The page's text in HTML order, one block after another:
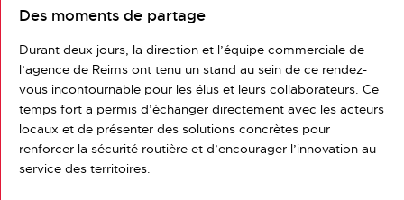
Des moments de partage
Durant deux jours, la direction et l’équipe commerciale de
l’agence de Reims ont tenu un stand au sein de ce rendez-
vous incontournable pour les élus et leurs collaborateurs. Ce
temps fort a permis d’échanger directement avec les acteurs
locaux et de présenter des solutions concrètes pour
renforcer la sécurité routière et d’encourager l’innovation au
service des territoires.